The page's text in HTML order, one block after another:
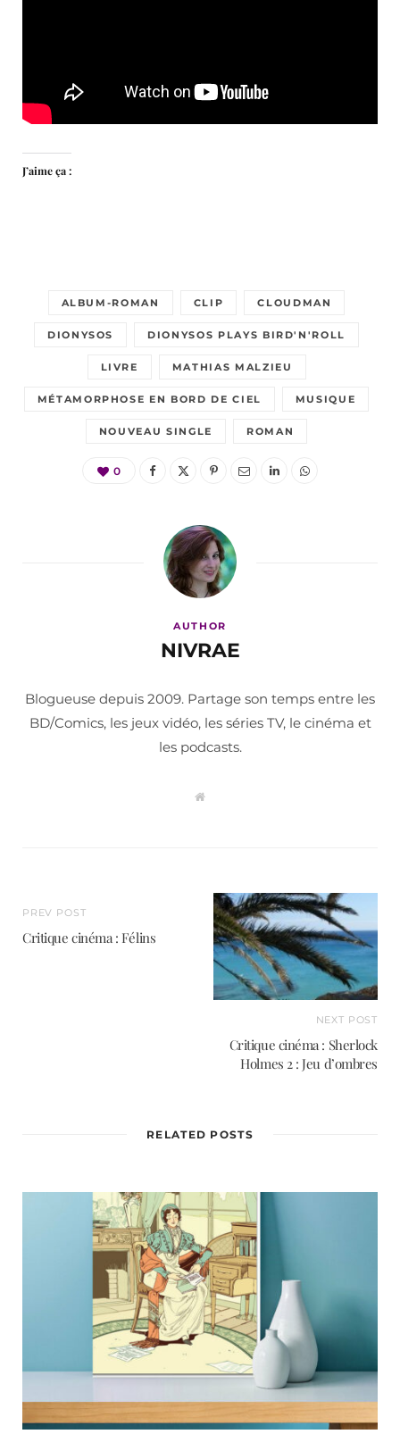
J’aime ça :
ALBUM-ROMAN CLIP CLOUDMAN
DIONYSOS DIONYSOS PLAYS BIRD'N'ROLL
LIVRE MATHIAS MALZIEU
MÉTAMORPHOSE EN BORD DE CIEL MUSIQUE
NOUVEAU SINGLE ROMAN
0
AUTHOR
NIVRAE
Blogueuse depuis 2009. Partage son temps entre les
BD/Comics, les jeux vidéo, les séries TV, le cinéma et
les podcasts.
W
PREV POST
Critique cinéma : Félins
NEXT POST
Critique cinéma : Sherlock
Holmes 2 : Jeu d’ombres
RELATED POSTS